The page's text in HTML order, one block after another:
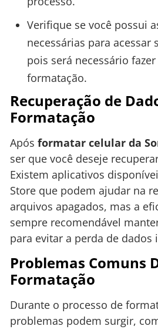
Verifique se você possui
necessárias para acessar
pois será necessário
formatação.
Recuperação de
Formatação
Após formatar celular da
ser que você deseje
Existem aplicativos
Store que podem ajudar na
arquivos apagados, mas a
sempre recomendável
para evitar a perda de dados
Problemas Comuns
Formatação
Durante o processo de
problemas podem surgir,